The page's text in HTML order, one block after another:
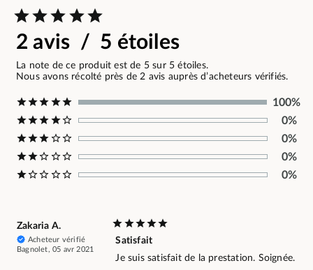
2 avis / 5 étoiles
La note de ce produit est de 5 sur 5 étoiles.
Nous avons récolté près de 2 avis auprès d’acheteurs vérifiés.
100%
0%
0%
0%
0%
Zakaria A.
Acheteur vérifié
Bagnolet, 05 avr 2021
Satisfait
Je suis satisfait de la prestation. Soignée.